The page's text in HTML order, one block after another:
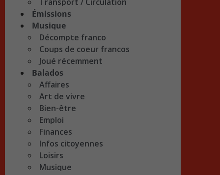
Émissions
Musique
Décompte franco
Coups de coeur francos
Joué récemment
Balados
Affaires
Art de vivre
Bien-être
Emploi
Finances
Infos citoyennes
Loisirs
Musique